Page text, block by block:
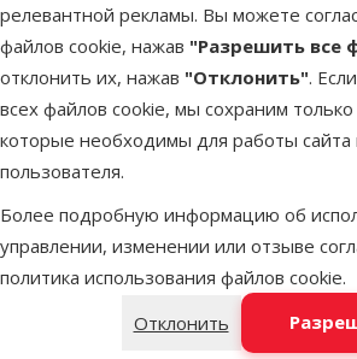
релевантной рекламы. Вы можете
файлов cookie, нажав "Разрешить все
отклонить их, нажав "Отклонить".
всех файлов cookie, мы сохраним
которые необходимы для работы сайта
пользователя.
Более подробную информацию об
управлении, изменении или отзыве
политика использования файлов cookie.
Отклонить
Repti Planet – частичка природы
Погрузись в мир террариумов
объединяет любовь к
Всё необходимое для
Чтобы твой питомец был в
создаётся с особой
Команда Repti Planet объехала
дикую природу
Repti Planet — это не просто
Охрана природы как
Цель Repti Planet заключается
жизни рептилий и амфибий в
Проверенная информация от
Команда Repti Planet, являясь
радостью делится своим
Уголок дикой природы в каждом
Благодаря продукции Repti
частью сообщества любителей